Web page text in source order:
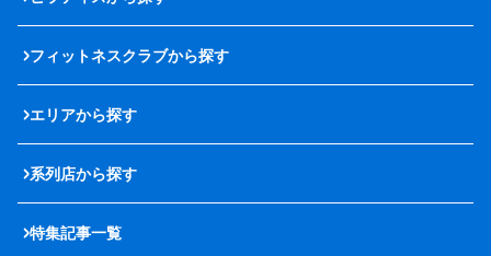
フィットネスクラブから探す
エリアから探す
系列店から探す
特集記事一覧